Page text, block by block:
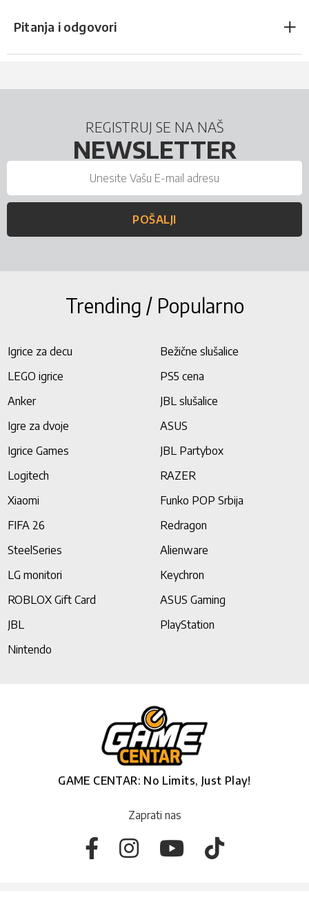
Pitanja i odgovori
REGISTRUJ SE NA NAŠ
NEWSLETTER
POŠALJI
Trending / Popularno
Igrice za decu
Bežične slušalice
LEGO igrice
PS5 cena
Anker
JBL slušalice
Igre za dvoje
ASUS
Igrice Games
JBL Partybox
Logitech
RAZER
Xiaomi
Funko POP Srbija
FIFA 26
Redragon
SteelSeries
Alienware
LG monitori
Keychron
ROBLOX Gift Card
ASUS Gaming
JBL
PlayStation
Nintendo
GAME CENTAR: No Limits, Just Play!
Zaprati nas